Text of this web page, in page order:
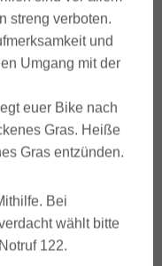
streng verboten.
und
Umgang mit der
euer Bike nach
Gras. Heiße
Gras entzünden.
Bei
wählt bitte
122.